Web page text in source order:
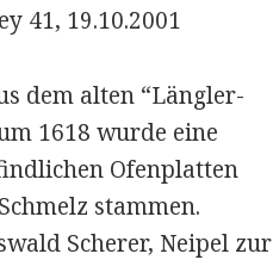
41, 19.10.2001
dem alten “Längler-
1618 wurde eine
Ofenplatten
stammen.
Scherer, Neipel zur